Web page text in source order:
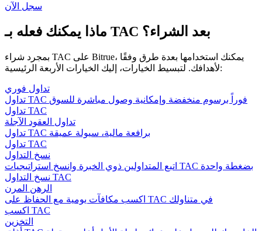
سجل الآن
ماذا يمكنك فعله بـ TAC بعد الشراء؟
بمجرد شراء TAC على Bitrue، يمكنك استخدامها بعدة طرق وفقًا
لأهدافك. لتبسيط الخيارات، إليك الخيارات الأربعة الرئيسية:
تداول فوري
تداول TAC فوراً برسوم منخفضة وإمكانية وصول مباشرة للسوق
تداول TAC
تداول العقود الآجلة
تداول TAC برافعة مالية، سيولة عميقة
تداول TAC
نسخ التداول
اتبع المتداولين ذوي الخبرة وانسخ استراتيجيات TAC بضغطة واحدة
نسخ التداول TAC
الرهن المرن
اكسب مكافآت يومية مع الحفاظ على TAC في متناولك
اكسب TAC
التخزين